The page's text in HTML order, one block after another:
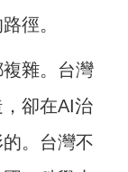
徑。
雜。台灣
卻在AI治
。台灣不